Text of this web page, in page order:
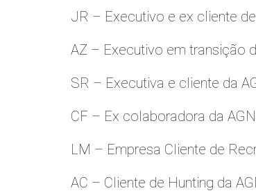
JR – Executivo e ex cliente
AZ – Executivo em transição
SR – Executiva e cliente da
CF – Ex colaboradora da
LM – Empresa Cliente de
AC – Cliente de Hunting da